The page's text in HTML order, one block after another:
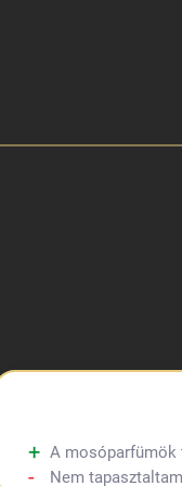
A mosóparfümök
Nem